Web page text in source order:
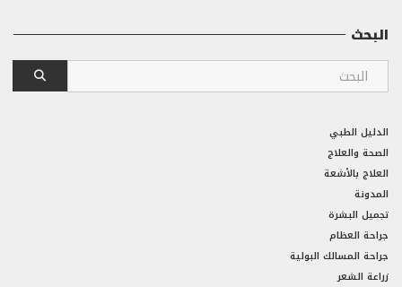
البحث
الدليل الطبي
الصحة والعلاج
العلاج بالأشعة
المدونة
تجميل البشرة
جراحة العظام
جراحة المسالك البولية
زراعة الشعر